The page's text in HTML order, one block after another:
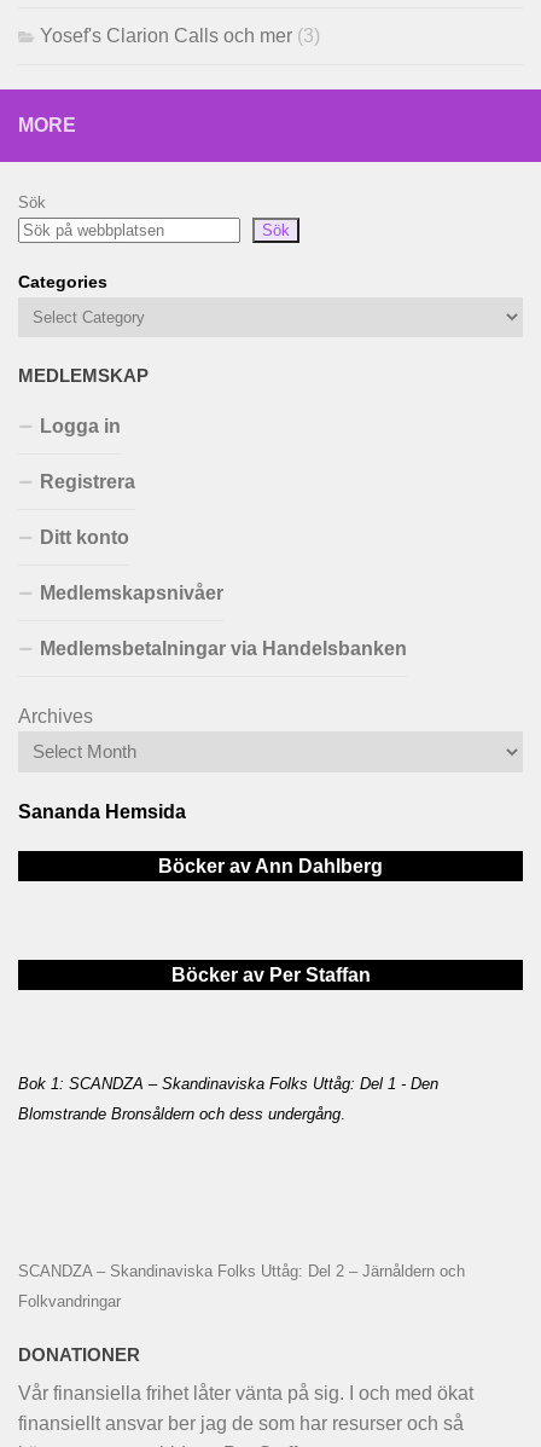
Yosef's Clarion Calls och mer (3)
MORE
Sök
Sök
Categories
MEDLEMSKAP
Logga in
Registrera
Ditt konto
Medlemskapsnivåer
Medlemsbetalningar via Handelsbanken
Archives
Sananda Hemsida
Böcker av Ann Dahlberg
Böcker av Per Staffan
Bok 1: SCANDZA – Skandinaviska Folks Uttåg: Del 1 - Den
Blomstrande Bronsåldern och dess undergång.
SCANDZA – Skandinaviska Folks Uttåg: Del 2 – Järnåldern och
Folkvandringar
DONATIONER
Vår finansiella frihet låter vänta på sig. I och med ökat
finansiellt ansvar ber jag de som har resurser och så